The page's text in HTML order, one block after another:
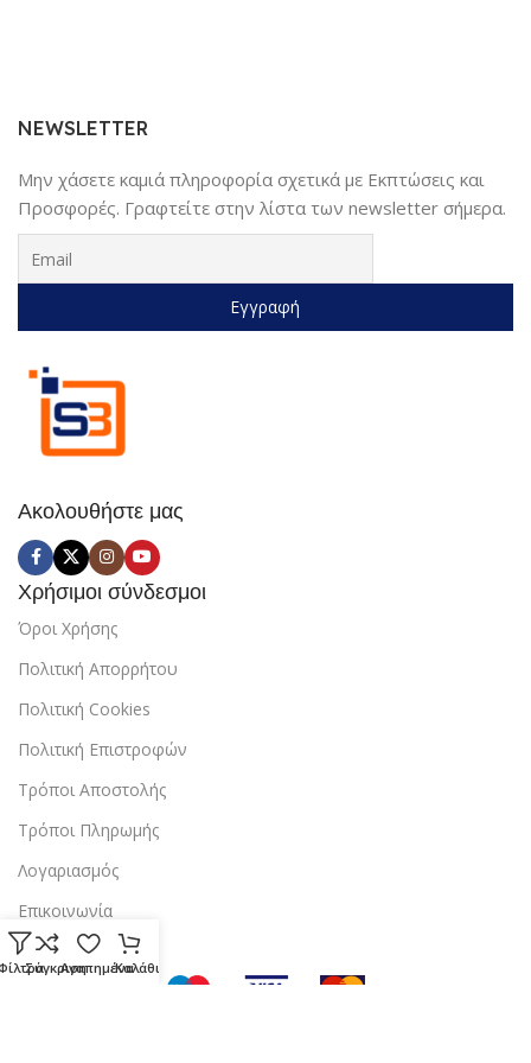
Ακολουθήστε μας
Χρήσιμοι σύνδεσμοι
Όροι Χρήσης
Πολιτική Απορρήτου
Πολιτική Cookies
Πολιτική Επιστροφών
Τρόποι Αποστολής
Τρόποι Πληρωμής
Λογαριασμός
Επικοινωνία
NEWSLETTER
Μην χάσετε καμιά πληροφορία σχετικά με Εκπτώσεις και
Προσφορές. Γραφτείτε στην λίστα των newsletter σήμερα.
ΣύγκρισηΑγαπημέναΚαλάθι